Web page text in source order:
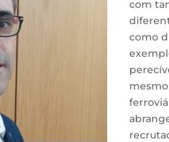
com
como